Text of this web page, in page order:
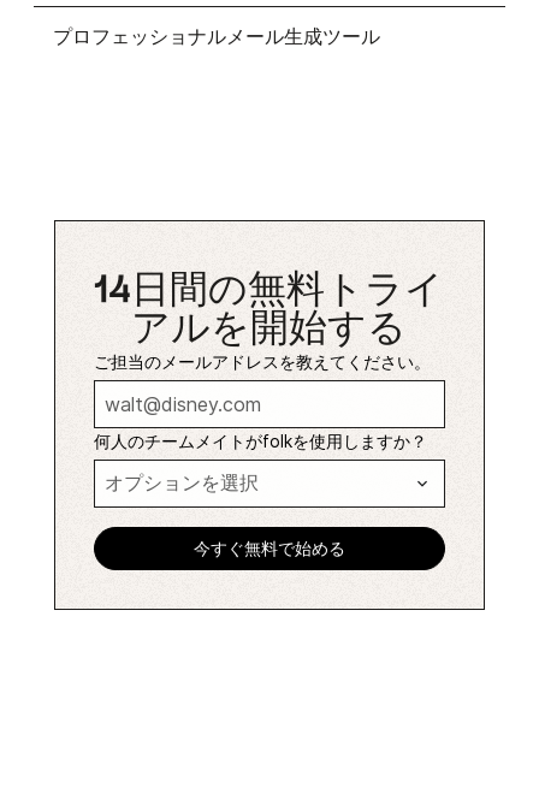
プロフェッショナルメール生成ツール
14日間の無料トライ
アルを開始する
ご担当のメールアドレスを教えてください。
何人のチームメイトがfolkを使用しますか？